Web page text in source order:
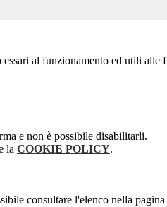
al funzionamento ed utili alle
e non è possibile disabilitarli.
la COOKIE POLICY.
consultare l'elenco nella